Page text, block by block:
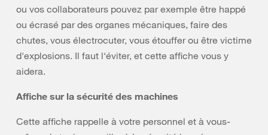
ou vos collaborateurs pouvez par exemple être happé
ou écrasé par des organes mécaniques, faire des
chutes, vous électrocuter, vous étouffer ou être victime
d'explosions. Il faut l‘éviter, et cette affiche vous y
aidera.
Affiche sur la sécurité des machines
Cette affiche rappelle à votre personnel et à vous-